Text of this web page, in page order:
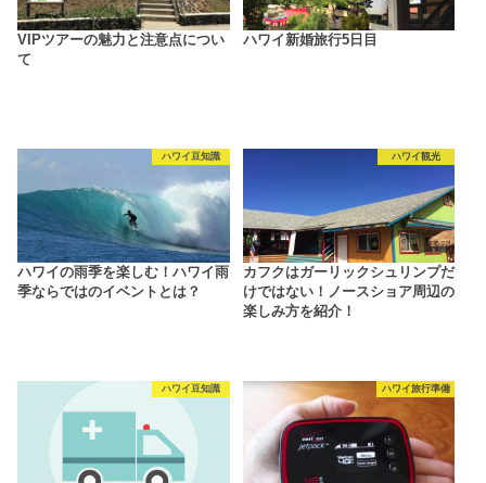
VIPツアーの魅力と注意点につい
て
ハワイ新婚旅行5日目
ハワイ豆知識
ハワイの雨季を楽しむ！ハワイ雨
季ならではのイベントとは？
ハワイ観光
カフクはガーリックシュリンプだ
けではない！ノースショア周辺の
楽しみ方を紹介！
ハワイ豆知識 ハワイ旅行準備